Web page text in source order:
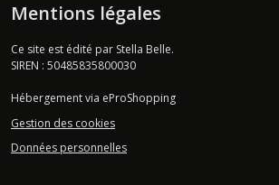
Mentions légales
Ce site est édité par Stella Belle.
SIREN : 50485835800030
Hébergement via eProShopping
Gestion des cookies
Données personnelles